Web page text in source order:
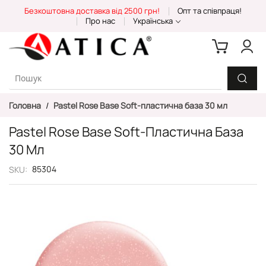
Content
Безкоштовна доставка від 2500 грн!
Опт та співпраця!
Про нас
Українська
Головна Pastel Rose Base Soft-пластична база 30 мл
Pastel Rose Base Soft-Пластична База
30 Мл
SKU 85304
зображень